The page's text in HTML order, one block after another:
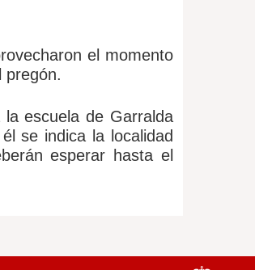
el momento
pregón.
escuela de Garralda
se indica la localidad
esperar hasta el